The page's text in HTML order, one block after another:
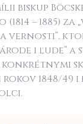
biskup
– 1885)
vernosti“,
i ľude“
1848/49 i